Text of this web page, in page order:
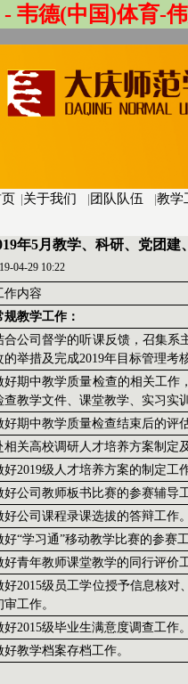
韦德(中国)体育-
|关于我们 |团队队伍 |教学
年5月教学、科研、党团
04-29 10:22
作内容
规教学工作：
合公司督学的听课反馈，召集系
的举措及完成2019年目标管理考
好期中教学质量检查的相关工作
查教学文件、课堂教学、实习实
好期中教学质量检查结束后的评
相关高校调研人才培养方案制定
好2019级人才培养方案的制定工作
好公司教师板书比赛的参赛辅导
好公司课程录课选拔的答辩工作。
好“学习通”移动教学比赛的参赛工
好青年教师课堂教学的同行评价
好2015级员工学位授予信息核对
审工作。
好2015级毕业生满意度调查工作。
好教学档案存档工作。